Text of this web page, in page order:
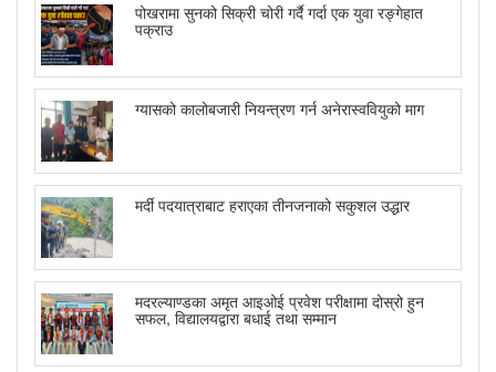
पोखरामा सुनको सिक्री चोरी गर्दै गर्दा एक युवा रङ्गेहात
पक्राउ
ग्यासको कालोबजारी नियन्त्रण गर्न अनेरास्ववियुको माग
मर्दी पदयात्राबाट हराएका तीनजनाको सकुशल उद्धार
मदरल्याण्डका अमृत आइओई प्रवेश परीक्षामा दोस्रो हुन
सफल, विद्यालयद्वारा बधाई तथा सम्मान